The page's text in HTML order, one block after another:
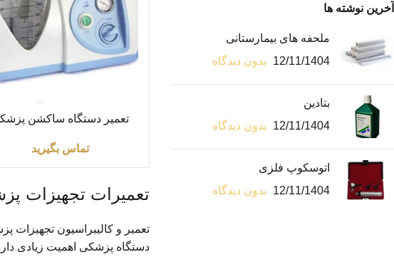
آخرین نوشته ها
ملحفه های بیمارستانی
12/11/1404
بدون دیدگاه
بتادین
12/11/1404
بدون دیدگاه
اتوسکوپ فلزی
12/11/1404
بدون دیدگاه
اطلاعات بیشتر
تعمیر دستگاه ساکشن
تماس بگیرید
تعمیرات تجهیزات
تعمیر و کالیبراسیون
دستگاه پزشکی اهمیت زیادی